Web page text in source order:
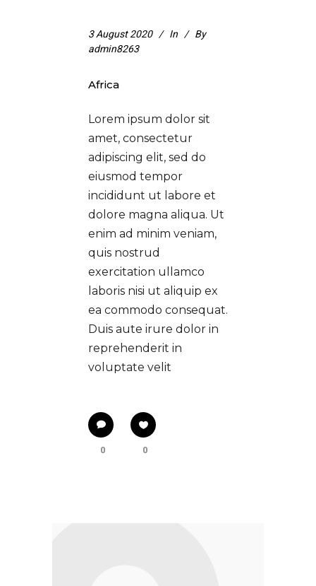
3 August 2020 In
By
admin8263
Africa
Lorem ipsum dolor sit
amet, consectetur
adipiscing elit, sed do
eiusmod tempor
incididunt ut labore et
dolore magna aliqua. Ut
enim ad minim veniam,
quis nostrud
exercitation ullamco
laboris nisi ut aliquip ex
ea commodo consequat.
Duis aute irure dolor in
reprehenderit in
voluptate velit
0 0